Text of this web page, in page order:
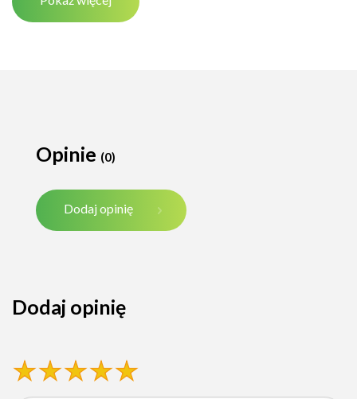
Opinie (0)
Dodaj opinię
Dodaj opinię